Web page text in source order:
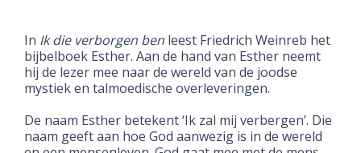
In Ik die verborgen ben leest Friedrich Weinreb het
bijbelboek Esther. Aan de hand van Esther neemt
hij de lezer mee naar de wereld van de joodse
mystiek en talmoedische overleveringen.
De naam Esther betekent ‘Ik zal mij verbergen’. Die
naam geeft aan hoe God aanwezig is in de wereld